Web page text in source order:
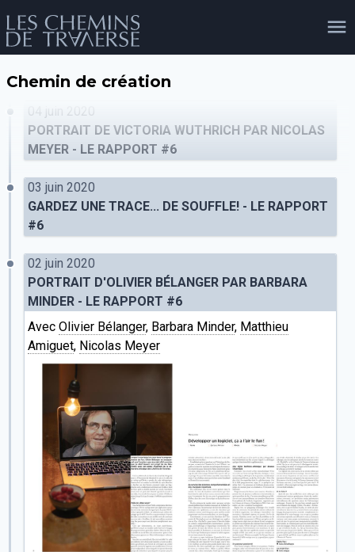
publics
Chemin de création
04 juin 2020
PORTRAIT DE VICTORIA WUTHRICH PAR NICOLAS
MEYER - LE RAPPORT #6
03 juin 2020
GARDEZ UNE TRACE... DE SOUFFLE! - LE RAPPORT
#6
02 juin 2020
PORTRAIT D'OLIVIER BÉLANGER PAR BARBARA
MINDER - LE RAPPORT #6
Avec Olivier Bélanger, Barbara Minder, Matthieu
Amiguet, Nicolas Meyer